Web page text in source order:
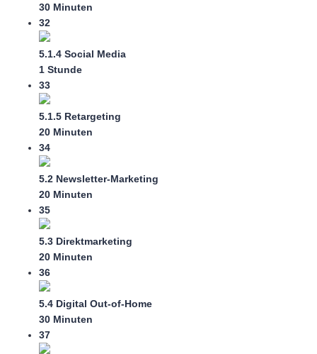
30 Minuten
32
5.1.4 Social Media
1 Stunde
33
5.1.5 Retargeting
20 Minuten
34
5.2 Newsletter-Marketing
20 Minuten
35
5.3 Direktmarketing
20 Minuten
36
5.4 Digital Out-of-Home
30 Minuten
37